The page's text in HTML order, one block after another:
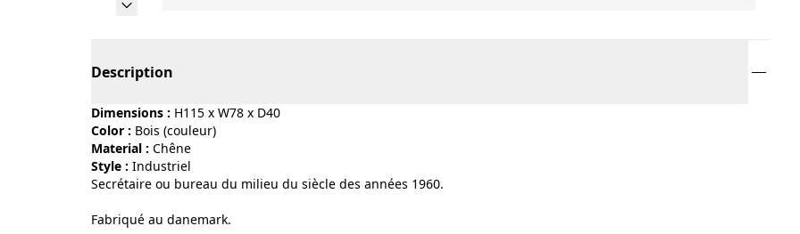
Description
Dimensions : H115 x W78 x D40
Color :
bois (couleur)
Material :
chêne
Style : industriel
Secrétaire ou bureau du milieu du siècle des années 1960.
Fabriqué au danemark.